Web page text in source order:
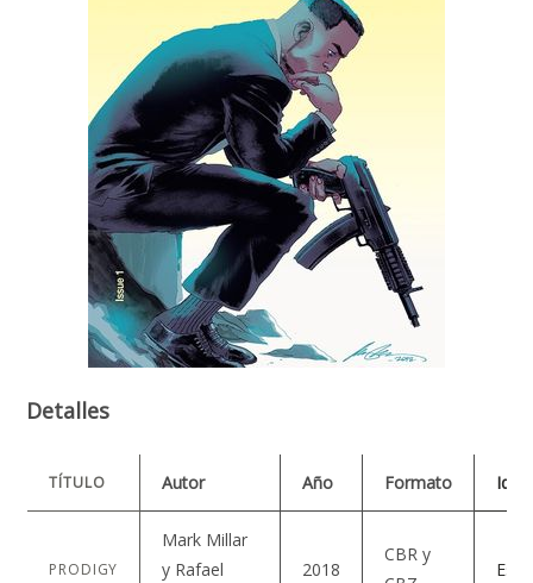
Detalles
TÍTULO Autor Año Formato
PRODIGY
Mark Millar
y Rafael
2018
CBR y